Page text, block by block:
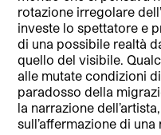
rotazione irregolare
investe lo spettatore e
di una possibile realtà
quello del visibile.
alle mutate condizioni
paradosso della
la narrazione
sull’affermazione di